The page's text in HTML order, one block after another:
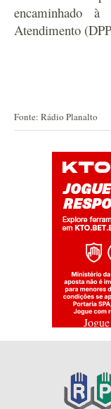
encaminhado
Atendimento
Fonte: Rádio Planalto